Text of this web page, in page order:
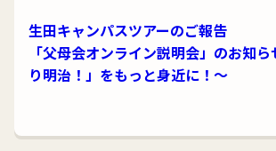
生田キャンパスツアーのご報告
「父母会オンライン説明会」のお知
り明治！」をもっと身近に！～